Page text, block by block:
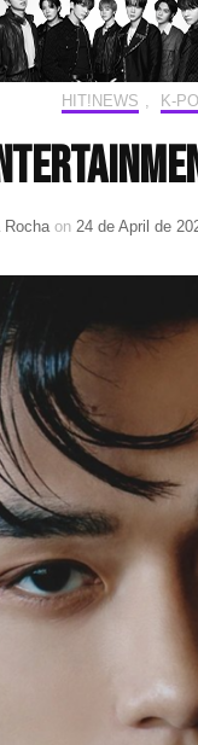
HIT!NEWS K-
Rocha on 24 de April de